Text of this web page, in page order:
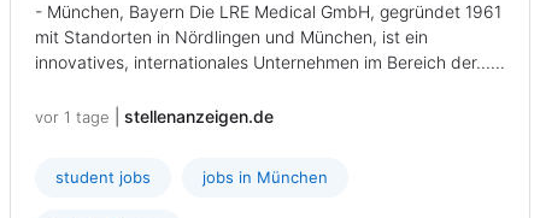
- München, Bayern Die LRE Medical GmbH, gegründet 1961
mit Standorten in Nördlingen und München, ist ein
innovatives, internationales Unternehmen im Bereich der......
vor 1 tage stellenanzeigen.de
student jobs jobs in München